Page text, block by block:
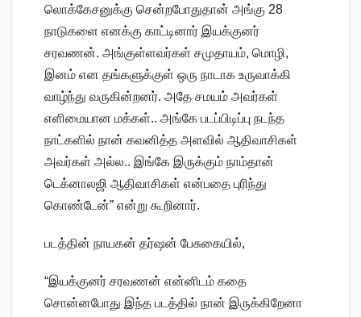
லொக்கேசனுக்கு சென்றபோதுதான் அங்கு 28
நாடுகளை எனக்கு காட்டினார் இயக்குனர்
சரவணன். அங்குள்ளவர்கள் சமுதாயம், மொழி,
இனம் என தங்களுக்குள் ஒரு நாடாக உருவாக்கி
வாழ்ந்து வருகின்றனர். அதே சமயம் அவர்கள்
எளிமையான மக்கள்.. அங்கே படப்பிடிப்பு நடந்த
நாட்களில் நான் கவனித்த அளவில் ஆதிவாசிகள்
அவர்கள் அல்ல.. இங்கே இருக்கும் நாம்தான்
டெக்னாலஜி ஆதிவாசிகள் என்பதை புரிந்து
கொண்டேன்” என்று கூறினார்.
படத்தின் நாயகன் தர்ஷன் பேசுகையில்,
“இயக்குனர் சரவணன் என்னிடம் கதை
சொன்னபோது இந்த படத்தில் நான் இருக்கிறேனா